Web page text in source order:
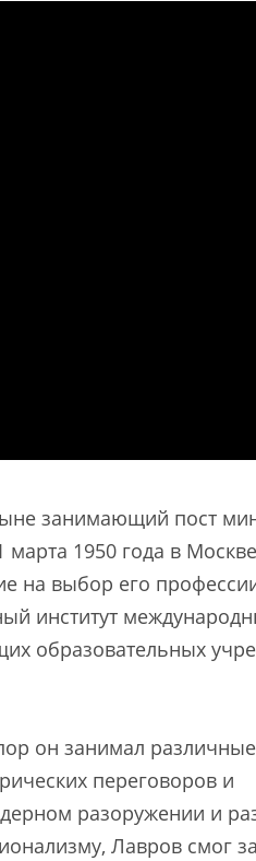
занимающий пост
1950 года в
на выбор его
институт
образовательных
он занимал различные
переговоров и
разоружении и
Лавров смог